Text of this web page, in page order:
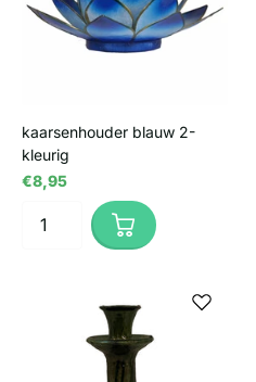
kaarsenhouder blauw 2-
kleurig
€8,95